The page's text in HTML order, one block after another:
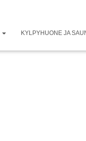
KYLPYHUONE JA